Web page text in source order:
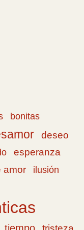
bonitas
deseo
esperanza
amor
ilusión